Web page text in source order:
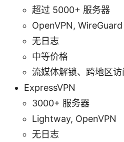
超过 5000+ 服务器
OpenVPN, WireGuard
无日志
中等价格
流媒体解锁、跨地区访
ExpressVPN
3000+ 服务器
Lightway, OpenVPN
无日志